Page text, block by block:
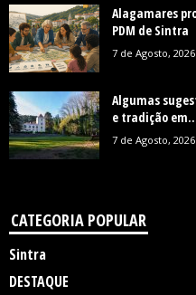
Alagamares
PDM de Sintra
7 de Agosto, 2026
Algumas
e tradição
7 de Agosto, 2026
CATEGORIA POPULAR
Sintra
DESTAQUE